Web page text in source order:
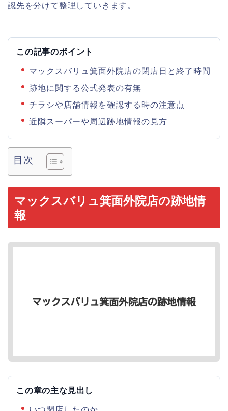
認先を分けて整理していきます。
この記事のポイント
マックスバリュ箕面外院店の閉店日と終了時間
跡地に関する公式発表の有無
チラシや店舗情報を確認する時の注意点
近隣スーパーや周辺跡地情報の見方
目次
マックスバリュ箕面外院店の跡地情
報
この章の主な見出し